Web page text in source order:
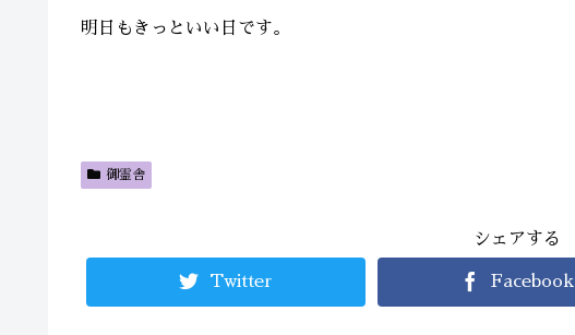
明日もきっといい日です。
御霊舎
シェアする
Twitter Facebook